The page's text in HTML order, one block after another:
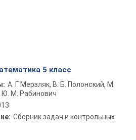
5 класс
А. Г. Мерзляк, В. Б. Полонский, М.
Ю. М. Рабинович
Сборник задач и контрольных